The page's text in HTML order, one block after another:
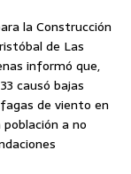
la Construcción
de Las
informó que,
causó bajas
de viento en
a no